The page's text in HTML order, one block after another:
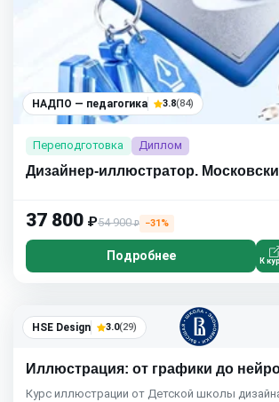
НАДПО — педагогика 3.8(84)
Переподготовка Диплом
Дизайнер-иллюстратор.
37 800 ₽54 900₽ −31%
Подробнее К
HSE Design 3.0(29)
Иллюстрация: от графики до
Курс иллюстрации от Детской школы